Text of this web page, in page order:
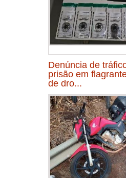
Denúncia de
prisão em
de dro...